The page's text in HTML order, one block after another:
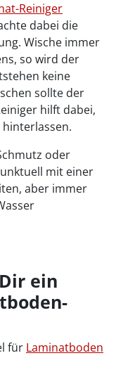
Reiniger
dabei die
Wische immer
so wird der
keine
sollte der
hilft dabei,
oder
mit einer
aber immer
ein
für Laminatboden